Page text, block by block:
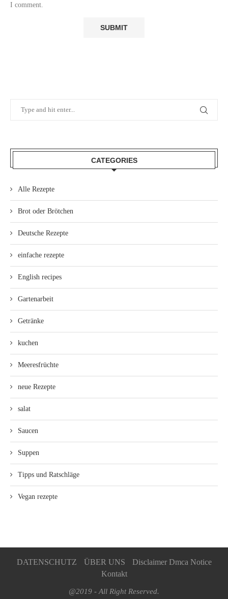
I comment.
CATEGORIES
Alle Rezepte
Brot oder Brötchen
Deutsche Rezepte
einfache rezepte
English recipes
Gartenarbeit
Getränke
kuchen
Meeresfrüchte
neue Rezepte
salat
Saucen
Suppen
Tipps und Ratschläge
Vegan rezepte
DATENSCHUTZ ÜBER UNS
Disclaimer Dmca Notice
Kontakt
@2019 - All Right Reserved.